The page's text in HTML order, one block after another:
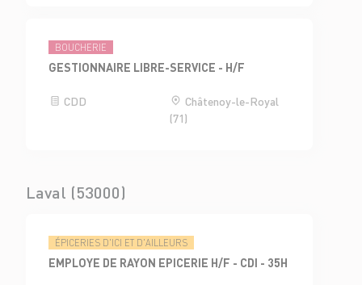
BOUCHERIE
GESTIONNAIRE LIBRE-SERVICE - H/F
CDD
Châtenoy-le-Royal
(71)
Laval (53000)
ÉPICERIES D'ICI ET D'AILLEURS
EMPLOYE DE RAYON EPICERIE H/F - CDI - 35H